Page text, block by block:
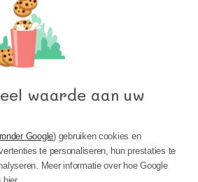
waarde aan uw
Google) gebruiken cookies en
te personaliseren, hun prestaties te
Meer informatie over hoe Google